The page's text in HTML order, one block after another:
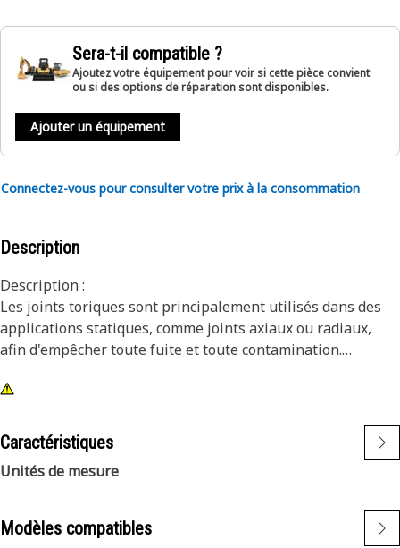
Sera-t-il compatible ?
Ajoutez votre équipement pour voir si cette pièce convient
ou si des options de réparation sont disponibles.
Ajouter un équipement
Connectez-vous pour consulter votre prix à la consommation
Description
Description :
Les joints toriques sont principalement utilisés dans des
applications statiques, comme joints axiaux ou radiaux,
afin d'empêcher toute fuite et toute contamination.
Attributs :
matériaux adaptés aux liquides, températures et pressions
des moteurs et machines Cat®. Ces matériaux sont
résistants à l'usure et au filage, et ils offrent une
joints. En outre, certains joints toriques Cat® sont
recouverts de PTFE pour réduire les risques de torsion et
Caractéristiques
Unités de mesure
Modèles compatibles